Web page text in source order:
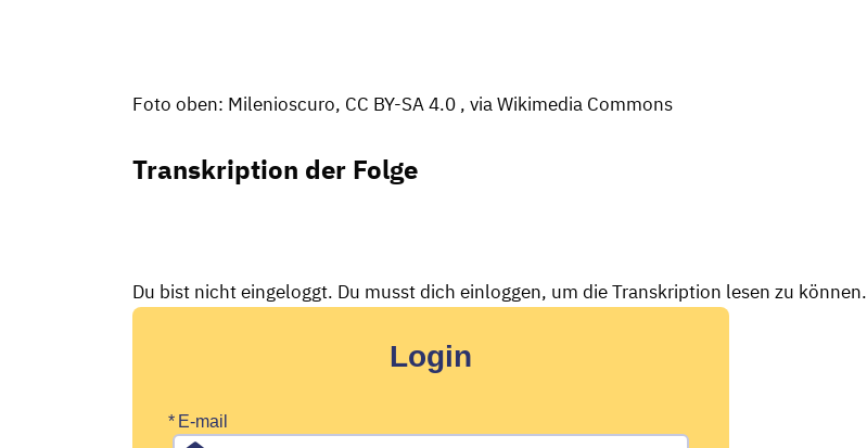
Foto oben: Milenioscuro, CC BY-SA 4.0 , via Wikimedia Commons
Transkription der Folge
Du bist nicht eingeloggt. Du musst dich einloggen, um die Transkription lesen zu können.
Login
* E-mail